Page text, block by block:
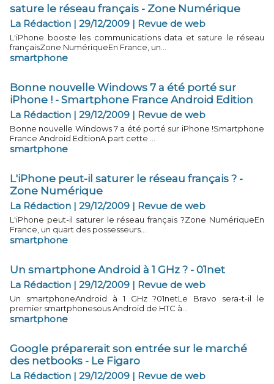
sature le réseau français - Zone Numérique
La Rédaction | 29/12/2009 | Revue de web
L'iPhone booste les communications data et sature le réseau
françaisZone NumériqueEn France, un...
smartphone
Bonne nouvelle Windows 7 a été porté sur
iPhone ! - Smartphone France Android Edition
La Rédaction | 29/12/2009 | Revue de web
Bonne nouvelle Windows 7 a été porté sur iPhone !Smartphone
France Android EditionA part cette ...
smartphone
L'iPhone peut-il saturer le réseau français ? -
Zone Numérique
La Rédaction | 29/12/2009 | Revue de web
L'iPhone peut-il saturer le réseau français ?Zone NumériqueEn
France, un quart des possesseurs...
smartphone
Un smartphone Android à 1 GHz ? - 01net
La Rédaction | 29/12/2009 | Revue de web
Un smartphoneAndroid à 1 GHz ?01netLe Bravo sera-t-il le
premier smartphonesous Android de HTC à...
smartphone
Google préparerait son entrée sur le marché
des netbooks - Le Figaro
La Rédaction | 29/12/2009 | Revue de web